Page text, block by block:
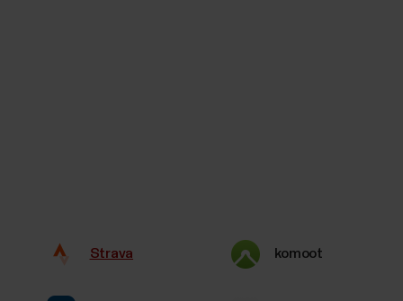
Strava komoot